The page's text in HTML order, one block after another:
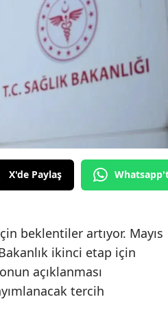
Elazığ
X'de Paylaş
beklentiler artıyor. Mayıs
ikinci etap için
açıklanması
tercih